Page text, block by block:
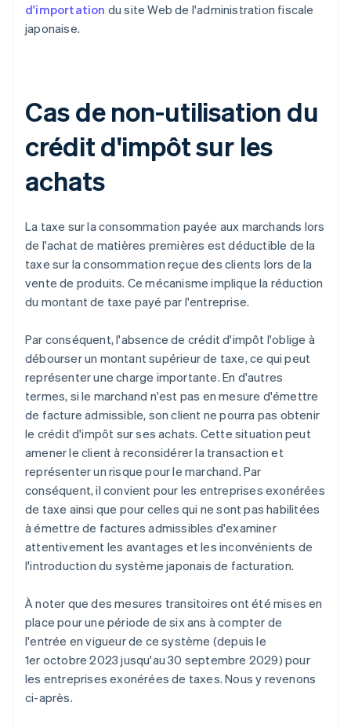
d'importation du site Web de l'administration fiscale
japonaise.
Cas de non-utilisation du
crédit d'impôt sur les
achats
La taxe sur la consommation payée aux marchands lors
de l'achat de matières premières est déductible de la
taxe sur la consommation reçue des clients lors de la
vente de produits. Ce mécanisme implique la réduction
du montant de taxe payé par l'entreprise.
Par conséquent, l'absence de crédit d'impôt l'oblige à
débourser un montant supérieur de taxe, ce qui peut
représenter une charge importante. En d'autres
termes, si le marchand n'est pas en mesure d'émettre
de facture admissible, son client ne pourra pas obtenir
le crédit d'impôt sur ses achats. Cette situation peut
amener le client à reconsidérer la transaction et
représenter un risque pour le marchand. Par
conséquent, il convient pour les entreprises exonérées
de taxe ainsi que pour celles qui ne sont pas habilitées
à émettre de factures admissibles d'examiner
attentivement les avantages et les inconvénients de
l'introduction du système japonais de facturation.
À noter que des mesures transitoires ont été mises en
place pour une période de six ans à compter de
l'entrée en vigueur de ce système (depuis le
1er octobre 2023 jusqu'au 30 septembre 2029) pour
les entreprises exonérées de taxes. Nous y revenons
ci-après.